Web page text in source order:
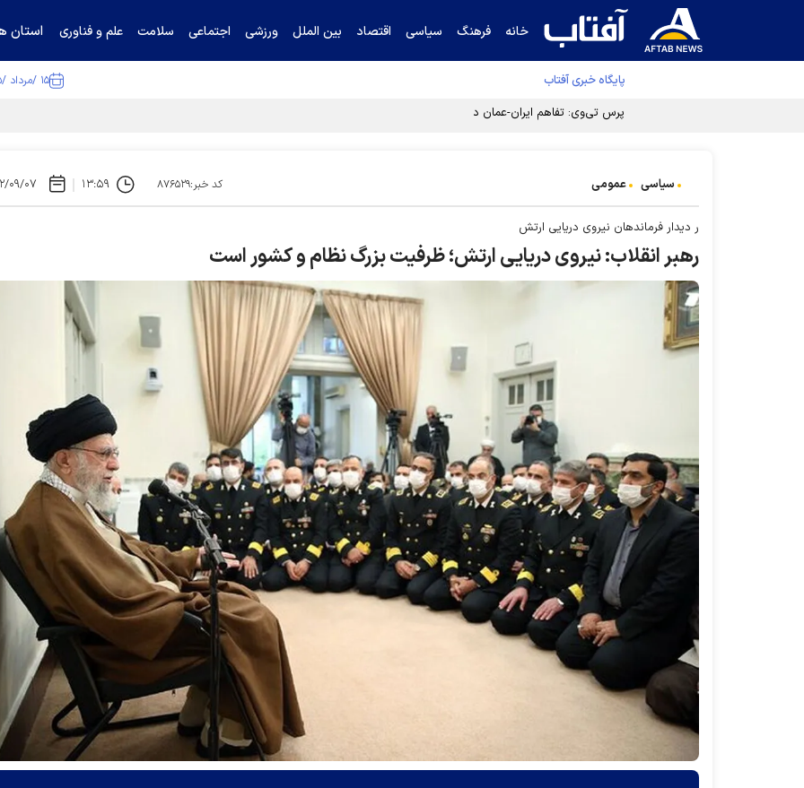
خانه فرهنگ سیاسی اقتصاد بین الملل ورزشی اجتماعی سلامت علم و فناوری استان
پایگاه خبری آفتاب ۱۵ /مرداد /۱۴۰۵
پرس تی‌وی: تفاهم ایران-عمان در دسترس است
سیاسی عمومی کد خبر:۸۷۶۵۲۹ ۱۳:۵۹ ۱۴۰۲/
ر دیدار فرماندهان نیروی دریایی ارتش
رهبر انقلاب: نیروی دریایی ارتش؛ ظرفیت بزرگ نظام و کشور است